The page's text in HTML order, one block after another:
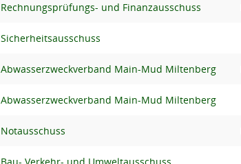
Rechnungsprüfungs- und Finanzausschuss
Sicherheitsausschuss
Abwasserzweckverband Main-Mud Miltenberg
Abwasserzweckverband Main-Mud Miltenberg
Notausschuss